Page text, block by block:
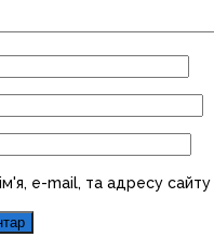
e-mail, та адресу